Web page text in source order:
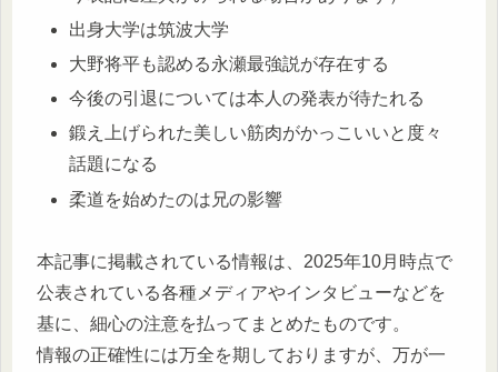
出身大学は筑波大学
大野将平も認める永瀬最強説が存在する
今後の引退については本人の発表が待たれる
鍛え上げられた美しい筋肉がかっこいいと度々
話題になる
柔道を始めたのは兄の影響
本記事に掲載されている情報は、2025年10月時点で
公表されている各種メディアやインタビューなどを
基に、細心の注意を払ってまとめたものです。
情報の正確性には万全を期しておりますが、万が一